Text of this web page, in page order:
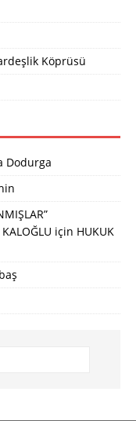
Köprüsü
Dodurga
için HUKUK